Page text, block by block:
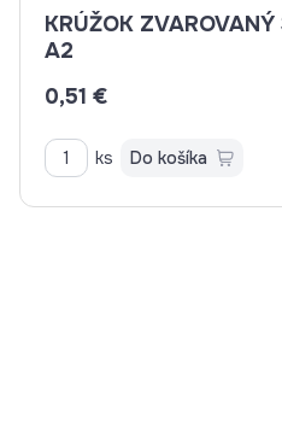
KRÚŽOK ZVAROVANÝ 3,5X25MM NEREZ
A2
0,51 €
ks Do košíka